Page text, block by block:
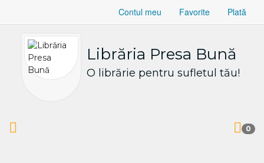
Contul meu Favorite Plată
Librăria Presa Bună
O librărie pentru sufletul tău!
0